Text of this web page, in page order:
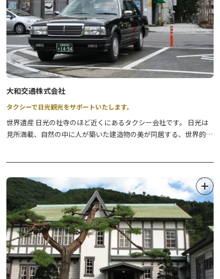
大和交通株式会社
タクシーで日光観光をサポートいたします。
世界遺産 日光の社寺のほど近くにあるタクシー会社です。 日光は
見所満載、自然の中に人が築いた建造物の美が同居する、世界的に
い。